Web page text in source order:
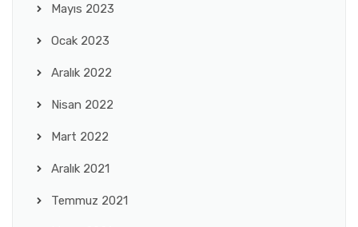
Mayıs 2023
Ocak 2023
Aralık 2022
Nisan 2022
Mart 2022
Aralık 2021
Temmuz 2021